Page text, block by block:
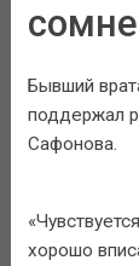
Бывший
поддержал
Сафонова.
хорошо